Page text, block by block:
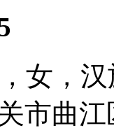
女，
市曲江